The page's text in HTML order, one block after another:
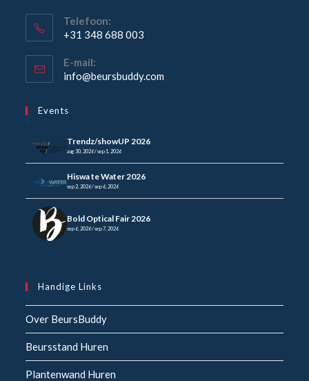
in
een
nieuwe
tab
Telefoon:
+31 348 688 003
in
je
E-mail:
info@beursbuddy.com
Events
Trendz/showUP 2026
aug 30, 2026 / sep 1, 2026
Hiswa te Water 2026
sep 2, 2026 / sep 6, 2026
Bold Optical Fair 2026
sep 6, 2026 / sep 7, 2026
Handige Links
Over BeursBuddy
Beursstand Huren
Plantenwand Huren